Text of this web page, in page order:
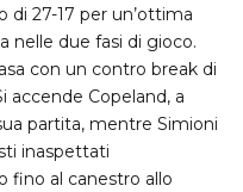
27-17 per un’ottima
nelle due fasi di gioco.
con un contro break di
accende Copeland, a
partita, mentre Simioni
inaspettati
fino al canestro allo